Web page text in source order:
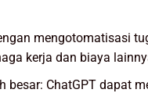
mengotomatisasi
kerja dan biaya
besar: ChatGPT dapat